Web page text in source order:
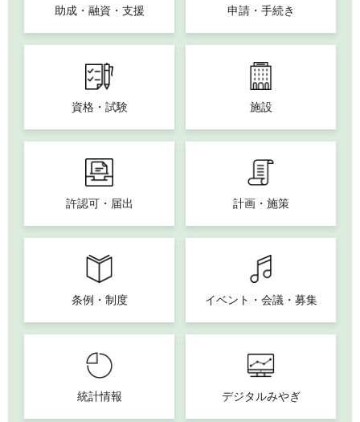
助成・融資・支援 申請・手続き
資格・試験 施設
許認可・届出 計画・施策
条例・制度 イベント・会議・募集
統計情報 デジタルみやぎ